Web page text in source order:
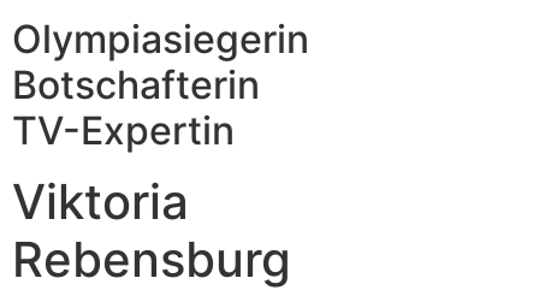
Olympiasiegerin
Botschafterin
TV-Expertin
Viktoria
Rebensburg